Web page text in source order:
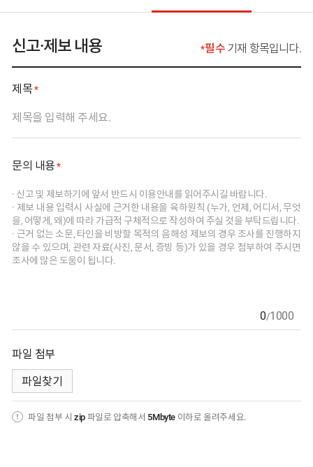
신고·제보 내용 필수 입력 사항 표기는
필수기재 항목입니다.
제목 필수 입력 사항
문의 내용 필수 입력 사항
0/1000
파일 첨부
파일 첨부 시zip 파일로 압축해서 5Mbyte 이하로 올려주세요.
파일찾기